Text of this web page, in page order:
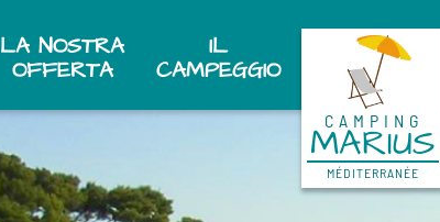
LA NOSTRA
OFFERTA
IL
CAMPEGGIO
CAMPING
MARIUS
MÉDITERRANÉE